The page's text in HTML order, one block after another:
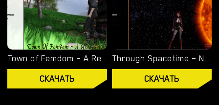
ДОПОЛНЕНИЯ ДЛЯ СКАЧИВАНИЯ
ПОРНО ИГРЫ APK
БЛОГ
ТЕГИ
Town of Femdom – A Reluctant Hero – New Version 0.34 [jinjonkun]
СКАЧАТЬ
Through Spacetime – New Final Version 1.0 (Full Game) [Empiric]
СКАЧАТЬ